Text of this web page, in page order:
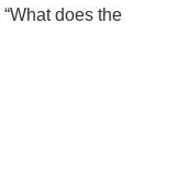
does the